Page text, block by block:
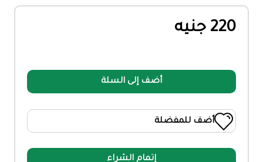
220 جنيه
أضف إلى السلة
أضف للمفضلة
إتمام الشراء